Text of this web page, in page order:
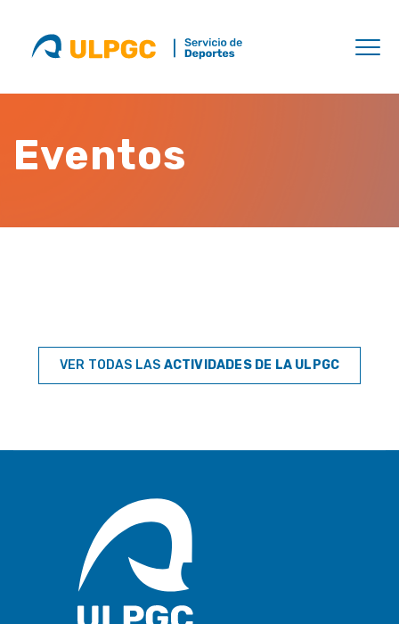
Eventos
VER TODAS LAS ACTIVIDADES DE LA ULPGC